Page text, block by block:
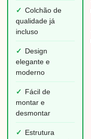
✓ Colchão de
qualidade já
incluso
✓
Design
elegante e
moderno
✓
Fácil de
montar e
desmontar
✓
Estrutura